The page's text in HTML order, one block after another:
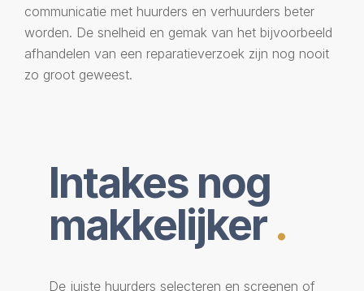
communicatie met huurders en verhuurders beter
worden. De snelheid en gemak van het bijvoorbeeld
afhandelen van een reparatieverzoek zijn nog nooit
zo groot geweest.
Intakes nog
makkelijker .
De juiste huurders selecteren en screenen of